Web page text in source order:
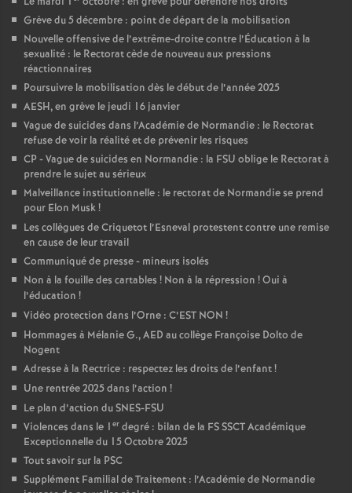
Grève du 5 décembre : point de départ de la mobilisation
Nouvelle offensive de l’extrême-droite contre l’Éducation à la
sexualité : le Rectorat cède de nouveau aux pressions
réactionnaires
Poursuivre la mobilisation dès le début de l’année 2025
AESH, en grève le jeudi 16 janvier
Vague de suicides dans l’Académie de Normandie : le Rectorat
refuse de voir la réalité et de prévenir les risques
CP - Vague de suicides en Normandie : la FSU oblige le Rectorat à
prendre le sujet au sérieux
Malveillance institutionnelle : le rectorat de Normandie se prend
pour Elon Musk!
Les collègues de Criquetot l’Esneval protestent contre une remise
en cause de leur travail
Communiqué de presse - mineurs isolés
Non à la fouille des cartables ! Non à la répression ! Oui à
l’éducation !
Vidéo protection dans l’Orne : C’EST NON !
Hommages à Mélanie G., AED au collège Françoise Dolto de
Nogent
Adresse à la Rectrice : respectez les droits de l’enfant!
Une rentrée 2025 dans l’action !
Le plan d’action du SNES-FSU
Violences dans le 1 er degré : bilan de la FS SSCT Académique
Exceptionnelle du 15 Octobre 2025
Tout savoir sur la PSC
Supplément Familial de Traitement : l’Académie de Normandie